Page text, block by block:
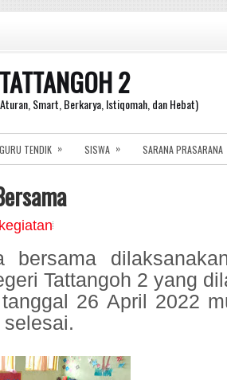
2
Smart, Berkarya, Istiqomah, dan Hebat)
GURU TENDIK » SISWA » SARANA PRASARANA
kegiatan
bersama
Tattangoh 2 yang
26 April 2022